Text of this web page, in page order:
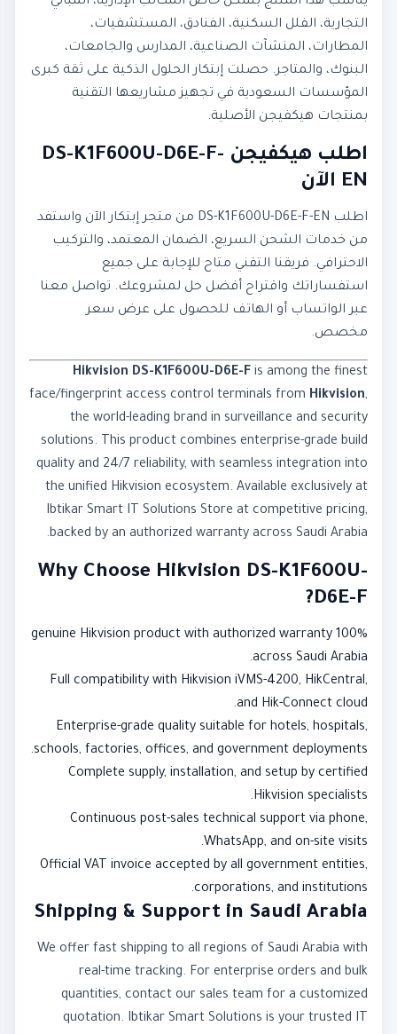
التجارية، الفلل السكنية، الفنادق، المستشفيات،
المطارات، المنشآت الصناعية، المدارس والجامعات،
البنوك، والمتاجر. حصلت إبتكار الحلول الذكية على ثقة كبرى
المؤسسات السعودية في تجهيز مشاريعها التقنية
بمنتجات هيكفيجن الأصلية.
اطلب هيكفيجن DS-K1F600U-D6E-F-
EN الآن
اطلب DS-K1F600U-D6E-F-EN من متجر إبتكار الآن واستفد
من خدمات الشحن السريع، الضمان المعتمد، والتركيب
الاحترافي. فريقنا التقني متاح للإجابة على جميع
استفساراتك واقتراح أفضل حل لمشروعك. تواصل معنا
عبر الواتساب أو الهاتف للحصول على عرض سعر
مخصص.
Hikvision DS-K1F600U-D6E-F is among the finest
face/fingerprint access control terminals from Hikvision,
the world-leading brand in surveillance and security
solutions. This product combines enterprise-grade build
quality and 24/7 reliability, with seamless integration into
the unified Hikvision ecosystem. Available exclusively at
Ibtikar Smart IT Solutions Store at competitive pricing,
backed by an authorized warranty across Saudi Arabia.
Why Choose Hikvision DS-K1F600U-
D6E-F?
100% genuine Hikvision product with authorized warranty
across Saudi Arabia.
Full compatibility with Hikvision iVMS-4200, HikCentral,
and Hik-Connect cloud.
Enterprise-grade quality suitable for hotels, hospitals,
schools, factories, offices, and government deployments.
Complete supply, installation, and setup by certified
Hikvision specialists.
Continuous post-sales technical support via phone,
WhatsApp, and on-site visits.
Official VAT invoice accepted by all government entities,
corporations, and institutions.
Shipping & Support in Saudi Arabia
We offer fast shipping to all regions of Saudi Arabia with
real-time tracking. For enterprise orders and bulk
quantities, contact our sales team for a customized
quotation. Ibtikar Smart Solutions is your trusted IT